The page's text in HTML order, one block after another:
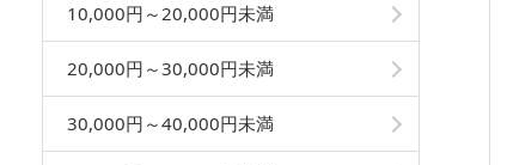
10,000円～20,000円未満
20,000円～30,000円未満
30,000円～40,000円未満